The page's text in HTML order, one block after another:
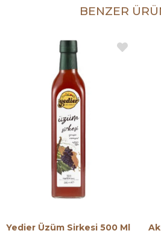
BENZER
Yedier Üzüm Sirkesi 500 Ml